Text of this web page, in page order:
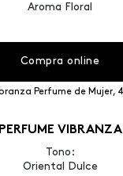
Aroma Floral
Compra online
PERFUME VIBRANZA
Tono:
Oriental Dulce